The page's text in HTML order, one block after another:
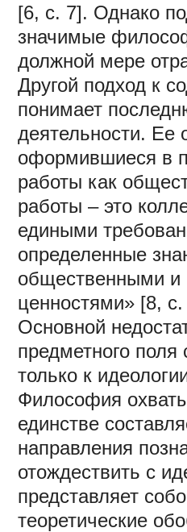
[6, с. 7]. Однако
значимые
должной мере
Другой подход к
понимает
деятельности. Ее
оформившиеся в
работы как
работы – это
едиными
определенные
общественными
ценностями» [8,
Основной
предметного
только к
Философия
единстве
направления
отождествить с
представляет
теоретические